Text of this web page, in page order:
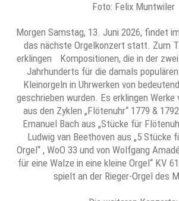
Foto: Felix Muntwiler
Morgen Samstag, 13. Juni 2026, findet
das nächste Orgelkonzert statt. Zum
erklingen Kompositionen, die in der
Jahrhunderts für die damals
Kleinorgeln in Uhrwerken von
geschrieben wurden. Es erklingen Werke
aus den Zyklen „Flötenuhr“ 1779 &
Emanuel Bach aus „Stücke für
Ludwig van Beethoven aus „5 Stücke
Orgel“ , WoO 33 und von Wolfgang
für eine Walze in eine kleine Orgel“ KV
spielt an der Rieger-Orgel des